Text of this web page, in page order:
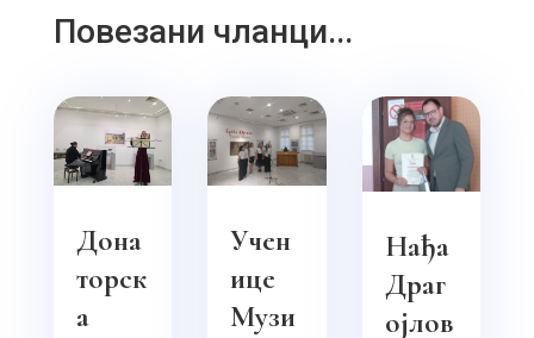
Повезани чланци...
Дона
торск
а
Учен
ице
Музи
Нађа
Драг
ојлов